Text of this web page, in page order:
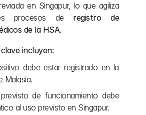
en Singapur, lo que agiliza
procesos de registro de
de la HSA.
incluyen:
debe estar registrado en la
Malasia.
de funcionamiento debe
al uso previsto en Singapur.